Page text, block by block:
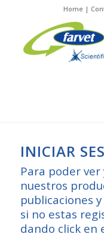
Home|
INICIAR
Para poder
nuestros
publicaciones
si no estas
dando click en